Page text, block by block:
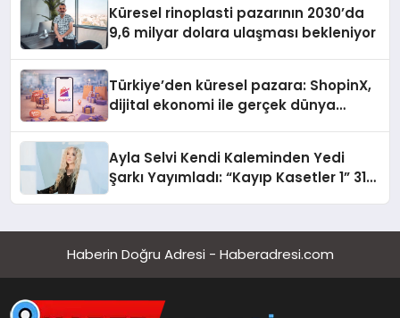
Küresel rinoplasti pazarının 2030’da
9,6 milyar dolara ulaşması bekleniyor
Türkiye’den küresel pazara: ShopinX,
dijital ekonomi ile gerçek dünya
Ayla Selvi Kendi Kaleminden Yedi
Şarkı Yayımladı: “Kayıp Kasetler 1” 31
Haberin Doğru Adresi - Haberadresi.com